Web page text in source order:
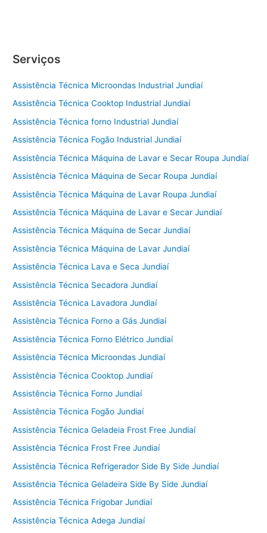
Serviços
Assistência Técnica Microondas Industrial Jundiaí
Assistência Técnica Cooktop Industrial Jundiaí
Assistência Técnica forno Industrial Jundiaí
Assistência Técnica Fogão Industrial Jundiaí
Assistência Técnica Máquina de Lavar e Secar Roupa Jundiaí
Assistência Técnica Máquina de Secar Roupa Jundiaí
Assistência Técnica Máquina de Lavar Roupa Jundiaí
Assistência Técnica Máquina de Lavar e Secar Jundiaí
Assistência Técnica Máquina de Secar Jundiaí
Assistência Técnica Máquina de Lavar Jundiaí
Assistência Técnica Lava e Seca Jundiaí
Assistência Técnica Secadora Jundiaí
Assistência Técnica Lavadora Jundiaí
Assistência Técnica Forno a Gás Jundiaí
Assistência Técnica Forno Elétrico Jundiaí
Assistência Técnica Microondas Jundiaí
Assistência Técnica Cooktop Jundiaí
Assistência Técnica Forno Jundiaí
Assistência Técnica Fogão Jundiaí
Assistência Técnica Geladeia Frost Free Jundiaí
Assistência Técnica Frost Free Jundiaí
Assistência Técnica Refrigerador Side By Side Jundiaí
Assistência Técnica Geladeira Side By Side Jundiaí
Assistência Técnica Frigobar Jundiaí
Assistência Técnica Adega Jundiaí